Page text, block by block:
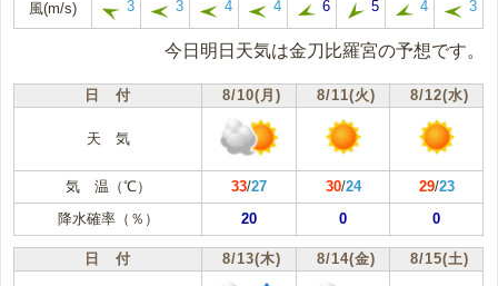
風(m/s) 3 3 4 4 6 5 4 3
今日明日天気は金刀比羅宮の予想です。
日 付 8/10(月) 8/11(火) 8/12(水)
天 気
気 温（℃） 33/27 30/24 29/23
降水確率（％）
20 0 0
日 付 8/13(木) 8/14(金) 8/15(土)